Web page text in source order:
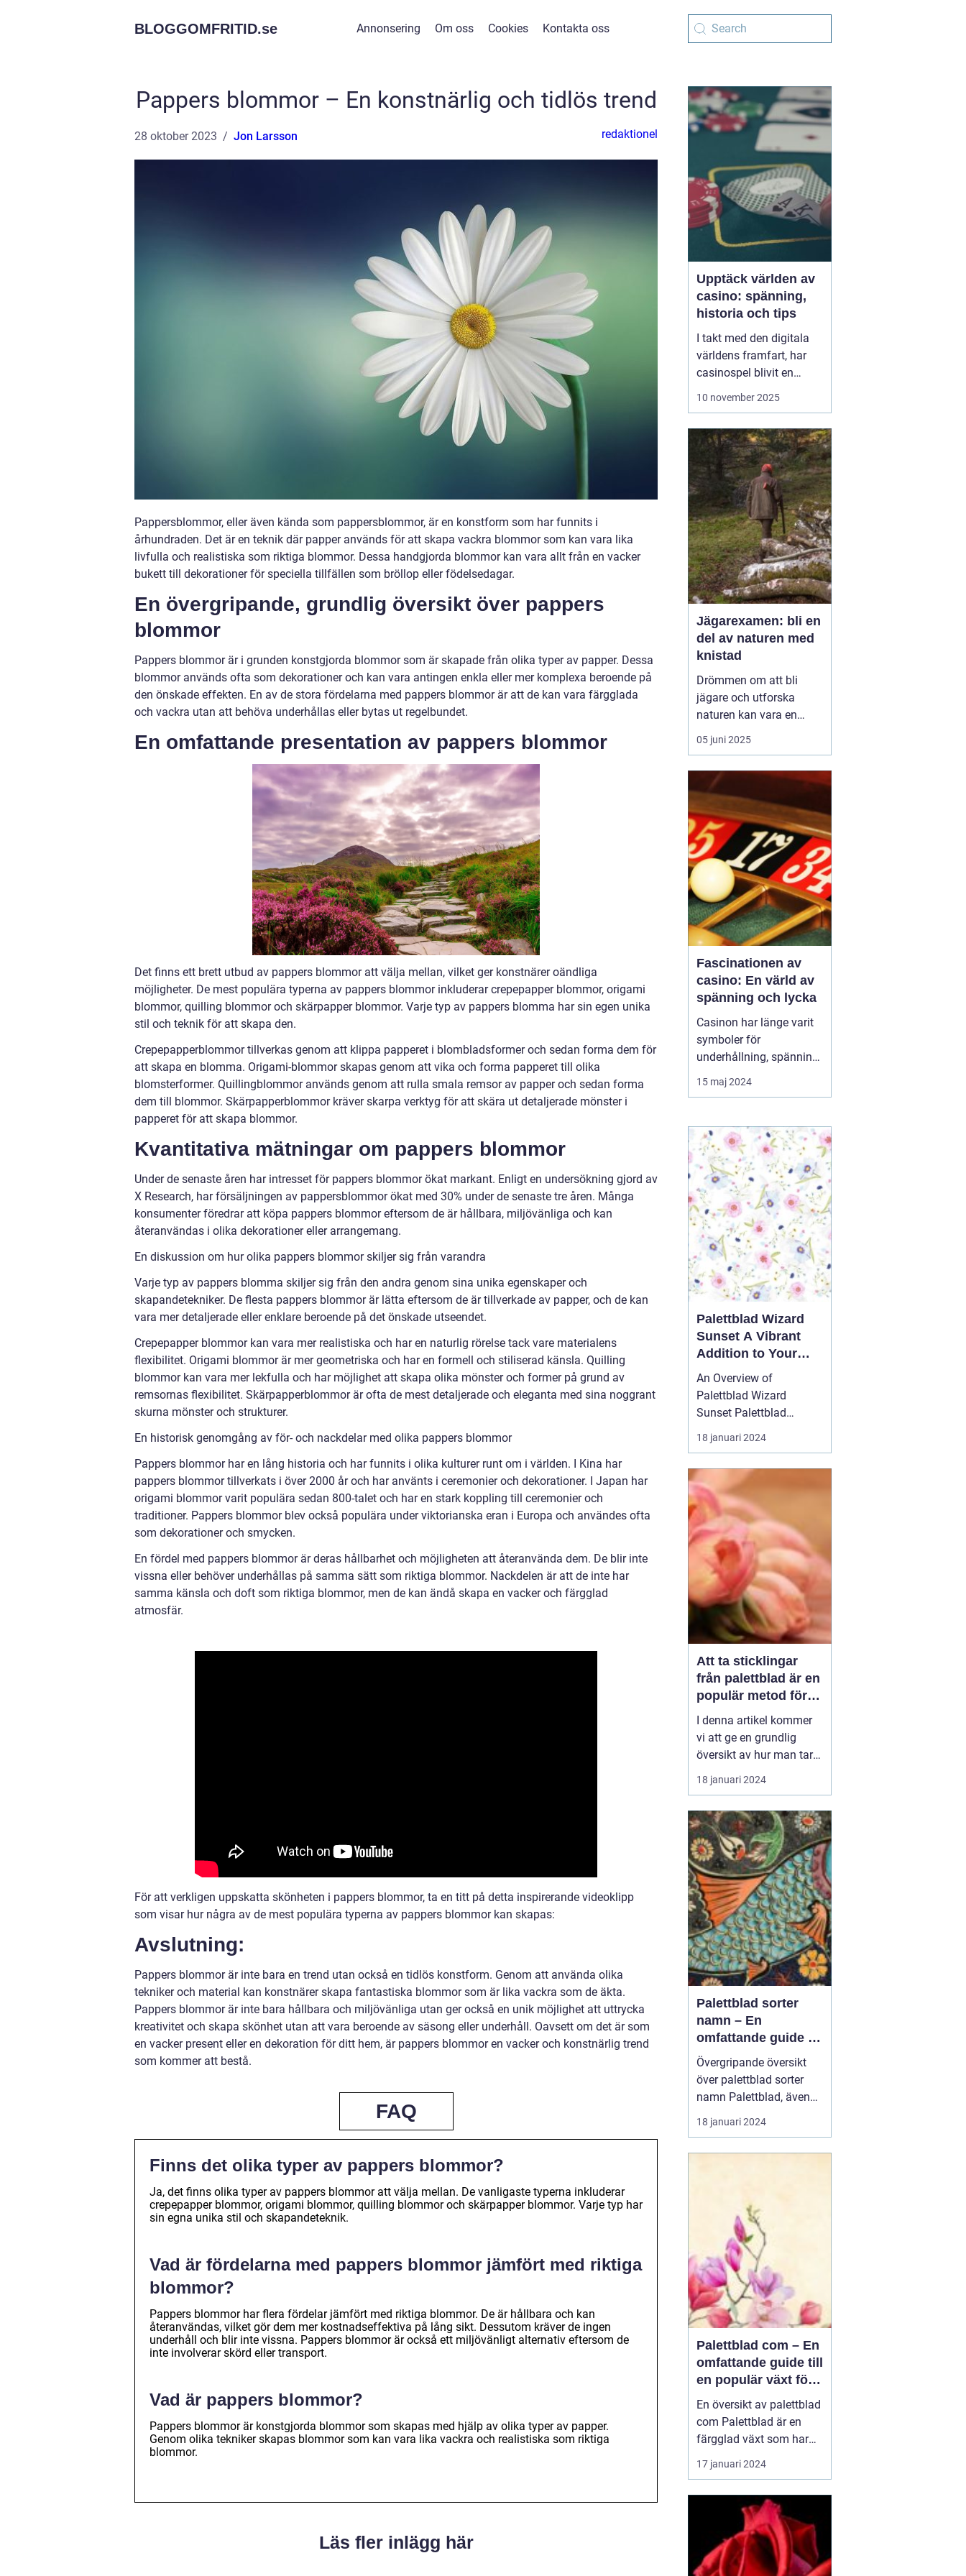
BLOGGOMFRITID.se Annonsering Om oss Cookies Kontakta oss
Pappers blommor – En konstnärlig och tidlös trend
28 oktober 2023 Jon Larsson redaktionel
Pappersblommor, eller även kända som pappersblommor, är en konstform som har funnits i
århundraden. Det är en teknik där papper används för att skapa vackra blommor som kan vara lika
livfulla och realistiska som riktiga blommor. Dessa handgjorda blommor kan vara allt från en vacker
bukett till dekorationer för speciella tillfällen som bröllop eller födelsedagar.
En övergripande, grundlig översikt över pappers
blommor
Pappers blommor är i grunden konstgjorda blommor som är skapade från olika typer av papper. Dessa
blommor används ofta som dekorationer och kan vara antingen enkla eller mer komplexa beroende på
den önskade effekten. En av de stora fördelarna med pappers blommor är att de kan vara färgglada
och vackra utan att behöva underhållas eller bytas ut regelbundet.
En omfattande presentation av pappers blommor
Det finns ett brett utbud av pappers blommor att välja mellan, vilket ger konstnärer oändliga
möjligheter. De mest populära typerna av pappers blommor inkluderar crepepapper blommor, origami
blommor, quilling blommor och skärpapper blommor. Varje typ av pappers blomma har sin egen unika
stil och teknik för att skapa den.
Crepepapperblommor tillverkas genom att klippa papperet i blombladsformer och sedan forma dem för
att skapa en blomma. Origami-blommor skapas genom att vika och forma papperet till olika
blomsterformer. Quillingblommor används genom att rulla smala remsor av papper och sedan forma
dem till blommor. Skärpapperblommor kräver skarpa verktyg för att skära ut detaljerade mönster i
papperet för att skapa blommor.
Kvantitativa mätningar om pappers blommor
Under de senaste åren har intresset för pappers blommor ökat markant. Enligt en undersökning gjord av
X Research, har försäljningen av pappersblommor ökat med 30% under de senaste tre åren. Många
konsumenter föredrar att köpa pappers blommor eftersom de är hållbara, miljövänliga och kan
återanvändas i olika dekorationer eller arrangemang.
En diskussion om hur olika pappers blommor skiljer sig från varandra
Varje typ av pappers blomma skiljer sig från den andra genom sina unika egenskaper och
skapandetekniker. De flesta pappers blommor är lätta eftersom de är tillverkade av papper, och de kan
vara mer detaljerade eller enklare beroende på det önskade utseendet.
Crepepapper blommor kan vara mer realistiska och har en naturlig rörelse tack vare materialens
flexibilitet. Origami blommor är mer geometriska och har en formell och stiliserad känsla. Quilling
blommor kan vara mer lekfulla och har möjlighet att skapa olika mönster och former på grund av
remsornas flexibilitet. Skärpapperblommor är ofta de mest detaljerade och eleganta med sina noggrant
skurna mönster och strukturer.
En historisk genomgång av för- och nackdelar med olika pappers blommor
Pappers blommor har en lång historia och har funnits i olika kulturer runt om i världen. I Kina har
pappers blommor tillverkats i över 2000 år och har använts i ceremonier och dekorationer. I Japan har
origami blommor varit populära sedan 800-talet och har en stark koppling till ceremonier och
traditioner. Pappers blommor blev också populära under viktorianska eran i Europa och användes ofta
som dekorationer och smycken.
En fördel med pappers blommor är deras hållbarhet och möjligheten att återanvända dem. De blir inte
vissna eller behöver underhållas på samma sätt som riktiga blommor. Nackdelen är att de inte har
samma känsla och doft som riktiga blommor, men de kan ändå skapa en vacker och färgglad
atmosfär.
För att verkligen uppskatta skönheten i pappers blommor, ta en titt på detta inspirerande videoklipp
som visar hur några av de mest populära typerna av pappers blommor kan skapas:
Avslutning:
Pappers blommor är inte bara en trend utan också en tidlös konstform. Genom att använda olika
tekniker och material kan konstnärer skapa fantastiska blommor som är lika vackra som de äkta.
Pappers blommor är inte bara hållbara och miljövänliga utan ger också en unik möjlighet att uttrycka
kreativitet och skapa skönhet utan att vara beroende av säsong eller underhåll. Oavsett om det är som
en vacker present eller en dekoration för ditt hem, är pappers blommor en vacker och konstnärlig trend
som kommer att bestå.
FAQ
Finns det olika typer av pappers blommor?
Ja, det finns olika typer av pappers blommor att välja mellan. De vanligaste typerna inkluderar
crepepapper blommor, origami blommor, quilling blommor och skärpapper blommor. Varje typ har
sin egna unika stil och skapandeteknik.
Vad är fördelarna med pappers blommor jämfört med riktiga
blommor?
Pappers blommor har flera fördelar jämfört med riktiga blommor. De är hållbara och kan
återanvändas, vilket gör dem mer kostnadseffektiva på lång sikt. Dessutom kräver de ingen
underhåll och blir inte vissna. Pappers blommor är också ett miljövänligt alternativ eftersom de
inte involverar skörd eller transport.
Vad är pappers blommor?
Pappers blommor är konstgjorda blommor som skapas med hjälp av olika typer av papper.
Genom olika tekniker skapas blommor som kan vara lika vackra och realistiska som riktiga
blommor.
Läs fler inlägg här
Upptäck världen av
casino: spänning,
historia och tips
I takt med den digitala
världens framfart, har
casinospel blivit en
omåttligt populär form
ha besökt stora och
luxuösa casinon i städer
som Las Vegas o...
10 november 2025
Jägarexamen: bli en
del av naturen med
knistad
Drömmen om att bli
jägare och utforska
naturen kan vara en
fantastisk upplevelse.
För att förverkliga detta
jägarexamen. På
Knistad Herrgård
erbjuder vi en
intensivkurs i
jägarexamen som f&...
05 juni 2025
Fascinationen av
casino: En värld av
spänning och lycka
Casinon har länge varit
symboler för
underhållning, spänning
och möjligheten att
vinna stort. De fungerar
som söker fläkten av risk
och lockelsen av
belöningar. Oavsett om
du är ...
15 maj 2024
Palettblad Wizard
Sunset A Vibrant
Addition to Your
Garden
An Overview of
Palettblad Wizard
Sunset Palettblad
Wizard Sunset is a
remarkable plant that
popularity among
garden enthusiasts. With
its stunning foliage and
vibrant colors, it adds a
touch of beauty and
charm to any garden o...
18 januari 2024
Att ta sticklingar
från palettblad är en
populär metod för
att föröka denna
vackra växt på ett
effektivt sätt
I denna artikel kommer
vi att ge en grundlig
översikt av hur man tar
sticklingar från
palettblad, presentera
och diskutera de
historiska för- och
nackdelarna med olika
metoder. Vi kommer
också att inkludera
kvantitativa mätn...
18 januari 2024
Palettblad sorter
namn – En
omfattande guide till
populära och unika
sorter
Övergripande översikt
över palettblad sorter
namn Palettblad, även
känt som Coleus, är en
populär växt som lockar
sorter och namn är
palettblad ett livligt och
vackert inslag i trädgår...
18 januari 2024
Palettblad com – En
omfattande guide till
en populär växt för
privatpersoner
En översikt av palettblad
com Palettblad är en
färgglad växt som har
blivit väldigt populär
bland
inom inredning. En
växthusodlare i USA,
Walter Turner, har
utvecklat en
17 januari 2024